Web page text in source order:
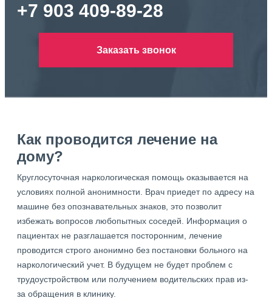
+7 903 409-89-28
Заказать звонок
Как проводится лечение на
дому?
Круглосуточная наркологическая помощь оказывается на
условиях полной анонимности. Врач приедет по адресу на
машине без опознавательных знаков, это позволит
избежать вопросов любопытных соседей. Информация о
пациентах не разглашается посторонним, лечение
проводится строго анонимно без постановки больного на
наркологический учет. В будущем не будет проблем с
трудоустройством или получением водительских прав из-
за обращения в клинику.